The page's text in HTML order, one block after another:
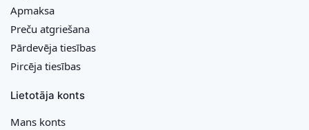
Apmaksa
Preču atgriešana
Pārdevēja tiesības
Pircēja tiesības
Lietotāja konts
Mans konts